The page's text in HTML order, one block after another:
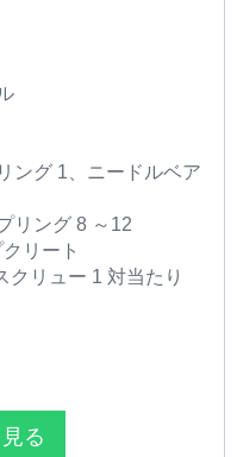
ング 1、ニードルベア
リング 8 ～12
リート
クリュー 1 対当たり
る